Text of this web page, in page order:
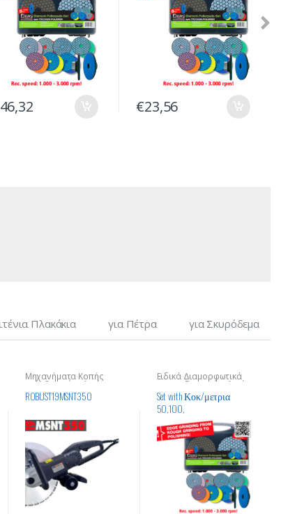
€23,56
Πλακάκια για Πέτρα για Σκυρόδεμα
Μηχανήματα Κοπής
Οικοδομικών Υλικών
ROBUST19MSNT350
Ειδικά Διαμορφωτικά
για Επεξεργασία Υλικών
Set with Κοκ/μετρια
50,100,
200,400,800,1500,300
0 + Βάση για
διαμαντόχαρτα